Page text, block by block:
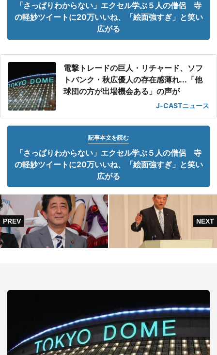
「さっぱりわからない」エクセル学ぶ５人の僧侶 寺
の軽妙ツイートに20万いいね、「絵面強すぎ」と笑い
広がる
電撃トレードの巨人・リチャード、ソフ
トバンク・秋広優人の存在感薄れ...「他
球団の方が出場機会ある」の声が
J-CASTニュース
記事本文を読む
「さっぱりわからない」エクセル学ぶ５人の僧侶 寺
の軽妙ツイートに20万いいね、「絵面強すぎ」と笑い
広がる